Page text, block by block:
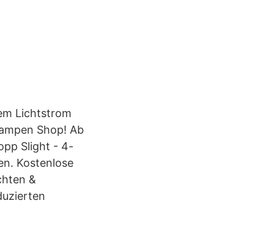
Lichtstrom
Shop! Ab
Slight - 4-
Kostenlose
&